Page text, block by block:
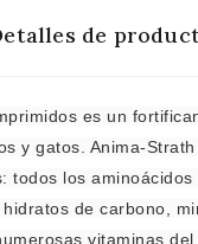
de
es un
y gatos. Anima-Strath
todos los aminoácidos
de carbono,
vitaminas